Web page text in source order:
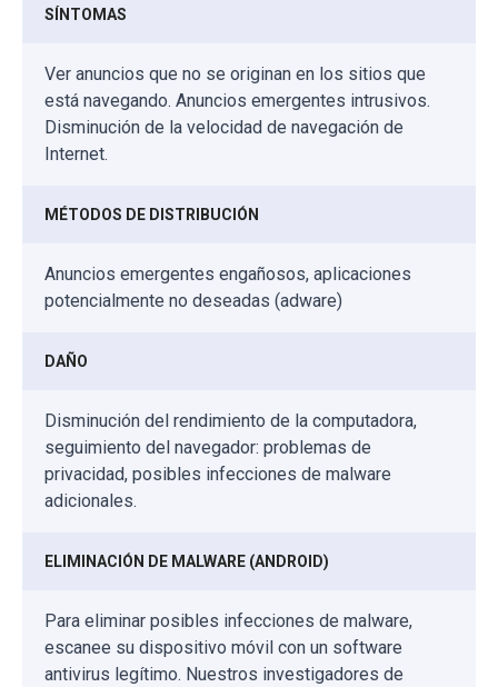
SÍNTOMAS
Ver anuncios que no se originan en los sitios que
está navegando. Anuncios emergentes intrusivos.
Disminución de la velocidad de navegación de
Internet.
MÉTODOS DE DISTRIBUCIÓN
Anuncios emergentes engañosos, aplicaciones
potencialmente no deseadas (adware)
DAÑO
Disminución del rendimiento de la computadora,
seguimiento del navegador: problemas de
privacidad, posibles infecciones de malware
adicionales.
ELIMINACIÓN DE MALWARE (ANDROID)
Para eliminar posibles infecciones de malware,
escanee su dispositivo móvil con un software
antivirus legítimo. Nuestros investigadores de